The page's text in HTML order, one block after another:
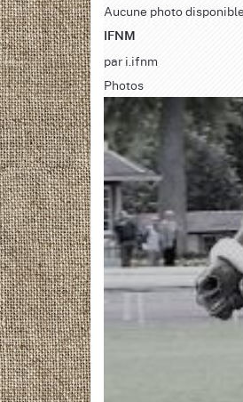
Aucune photo disponible
IFNM
par i.ifnm
Photos